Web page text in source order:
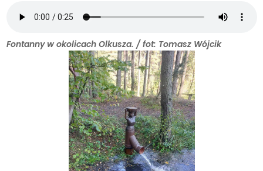
Fontanny w okolicach Olkusza. / fot: Tomasz Wójcik